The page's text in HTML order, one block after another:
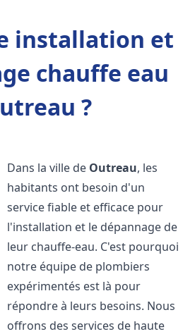
installation et
chauffe eau
?
Dans la ville de Outreau, les
habitants ont besoin d'un
service fiable et efficace pour
l'installation et le dépannage de
leur chauffe-eau. C'est pourquoi
notre équipe de plombiers
expérimentés est là pour
répondre à leurs besoins. Nous
offrons des services de haute